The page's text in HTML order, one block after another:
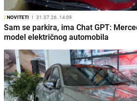
/NOVITETI I 31.07.26. 14:09
Sam se parkira, ima Chat GPT:
model električnog automobila